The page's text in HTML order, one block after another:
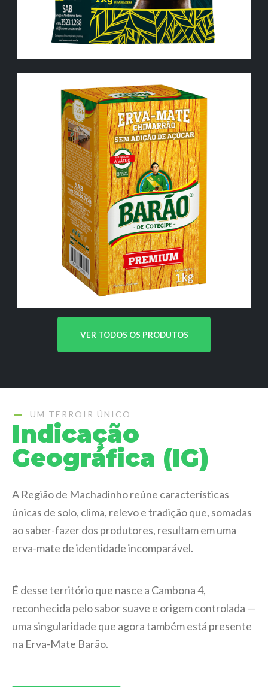
VER TODOS OS PRODUTOS
UM TERROIR ÚNICO
Indicação
Geográfica (IG)
A Região de Machadinho reúne características
únicas de solo, clima, relevo e tradição que, somadas
ao saber-fazer dos produtores, resultam em uma
erva-mate de identidade incomparável.
É desse território que nasce a Cambona 4,
reconhecida pelo sabor suave e origem controlada —
uma singularidade que agora também está presente
na Erva-Mate Barão.